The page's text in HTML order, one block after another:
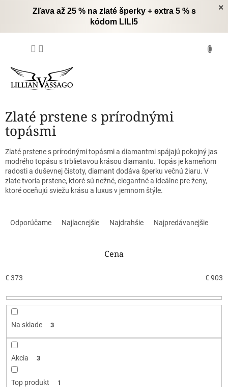
×
Zľava až 25 % na zlaté šperky + extra 5 % s
kódom LILI5
Zlaté prstene s prírodnými
topásmi
Zlaté prstene s prírodnými topásmi a diamantmi spájajú pokojný jas
modrého topásu s trblietavou krásou diamantu. Topás je kameňom
radosti a duševnej čistoty, diamant dodáva šperku večnú žiaru. V
zlate tvoria prstene, ktoré sú nežné, elegantné a ideálne pre ženy,
ktoré oceňujú sviežu krásu a luxus v jemnom štýle.
e
r
Odporúčame Najlacnejšie Najdrahšie Najpredávanejšie
Cena
€ 373 € 903
Na sklade 3
Akcia 3
Top produkt 1